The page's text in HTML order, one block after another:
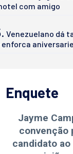
com amigo
Venezuelano dá
enforca
Enquete
Jayme
convenção
candidato